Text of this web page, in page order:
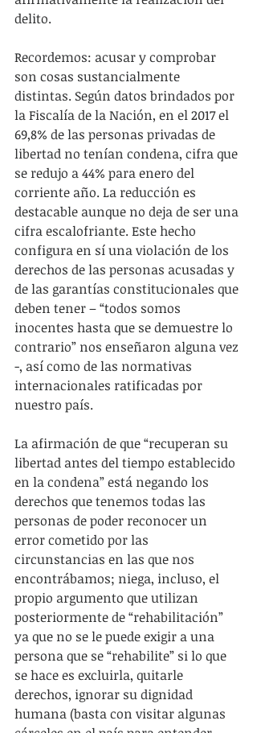
delito.
Recordemos: acusar y comprobar
son cosas sustancialmente
distintas. Según datos brindados por
la Fiscalía de la Nación, en el 2017 el
69,8% de las personas privadas de
libertad no tenían condena, cifra que
se redujo a 44% para enero del
corriente año. La reducción es
destacable aunque no deja de ser una
cifra escalofriante. Este hecho
configura en sí una violación de los
derechos de las personas acusadas y
de las garantías constitucionales que
deben tener – “todos somos
inocentes hasta que se demuestre lo
contrario” nos enseñaron alguna vez
-, así como de las normativas
internacionales ratificadas por
nuestro país.
La afirmación de que “recuperan su
libertad antes del tiempo establecido
en la condena” está negando los
derechos que tenemos todas las
personas de poder reconocer un
error cometido por las
circunstancias en las que nos
encontrábamos; niega, incluso, el
propio argumento que utilizan
posteriormente de “rehabilitación”
ya que no se le puede exigir a una
persona que se “rehabilite” si lo que
se hace es excluirla, quitarle
derechos, ignorar su dignidad
humana (basta con visitar algunas